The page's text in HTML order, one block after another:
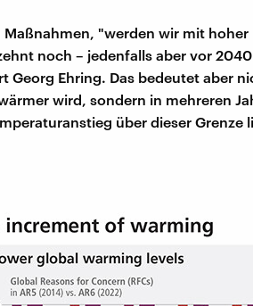
"werden wir mit hoher
noch – jedenfalls aber vor 2040
Georg Ehring. Das bedeutet aber
wird, sondern in mehreren
über dieser Grenze